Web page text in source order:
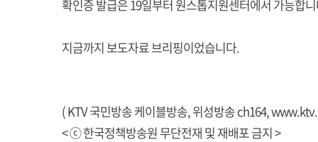
확인증 발급은 19일부터 원스톱지원센터에서 가능합
지금까지 보도자료 브리핑이었습니다.
( KTV 국민방송 케이블방송, 위성방송 ch164,
< ⓒ 한국정책방송원 무단전재 및 재배포 금지 >